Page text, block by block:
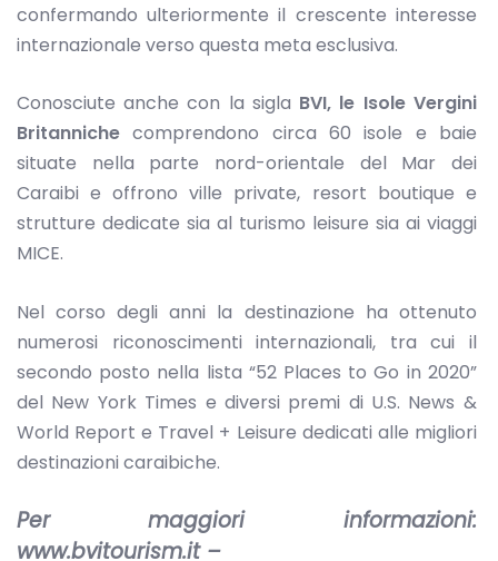
confermando ulteriormente il crescente interesse
internazionale verso questa meta esclusiva.
Conosciute anche con la sigla BVI, le Isole Vergini
Britanniche comprendono circa 60 isole e baie
situate nella parte nord-orientale del Mar dei
Caraibi e offrono ville private, resort boutique e
strutture dedicate sia al turismo leisure sia ai viaggi
MICE.
Nel corso degli anni la destinazione ha ottenuto
numerosi riconoscimenti internazionali, tra cui il
secondo posto nella lista “52 Places to Go in 2020”
del New York Times e diversi premi di U.S. News &
World Report e Travel + Leisure dedicati alle migliori
destinazioni caraibiche.
Per maggiori informazioni:
www.bvitourism.it –